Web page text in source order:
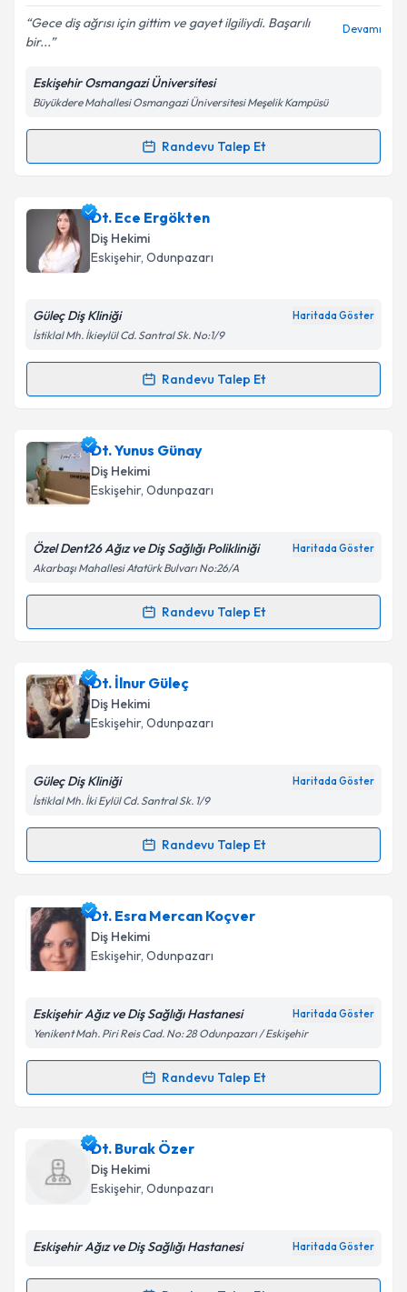
Kişisel verilerimin işlenmesine ilişkin
Metni'ni okudum ve kişisel verilerimin belirtilen
kapsamda işlenmesini kabul ediyorum.
Gece diş ağrısı için gittim ve gayet ilgiliydi. Başarılı
bir...
Devamı
Eskişehir Osmangazi Üniversitesi
Büyükdere Mahallesi Osmangazi Üniversitesi Meşelik Kampüsü
Randevu Talep Et
Randevu Takvimi Talebi
Dt. Ozan Biçeriçin randevu takvimi talebi oluşturun.
Size bu uzmandan randevu almanız için bir takvim
hazırlandığında e-posta ile bilgilendireceğiz.
Kişisel verilerimin işlenmesine ilişkin
Metni'ni okudum ve kişisel verilerimin belirtilen
Takvim Talebini Gönder
Dt. Ece Ergökten
Diş Hekimi
Eskişehir, Odunpazarı
Güleç Diş Kliniği Haritada Göster
İstiklal Mh. İkieylül Cd. Santral Sk. No:1/9
Randevu Talep Et
Randevu Takvimi Talebi
Dt. Ece Ergökteniçin randevu takvimi talebi
oluşturun. Size bu uzmandan randevu almanız için bir
takvim hazırlandığında e-posta ile bilgilendireceğiz.
Kişisel verilerimin işlenmesine ilişkin
Metni'ni okudum ve kişisel verilerimin belirtilen
Takvim Talebini Gönder
Dt. Yunus Günay
Diş Hekimi
Eskişehir, Odunpazarı
Özel Dent26 Ağız ve Diş Sağlığı Polikliniği Haritada Göster
Akarbaşı Mahallesi Atatürk Bulvarı No:26/A
Randevu Talep Et
Randevu Takvimi Talebi
Dt. Yunus Günayiçin randevu takvimi talebi
oluşturun. Size bu uzmandan randevu almanız için bir
takvim hazırlandığında e-posta ile bilgilendireceğiz.
Kişisel verilerimin işlenmesine ilişkin
Metni'ni okudum ve kişisel verilerimin belirtilen
Takvim Talebini Gönder
Dt. İlnur Güleç
Diş Hekimi
Eskişehir, Odunpazarı
Güleç Diş Kliniği Haritada Göster
İstiklal Mh. İki Eylül Cd. Santral Sk. 1/9
Randevu Talep Et
Randevu Takvimi Talebi
Dt. İlnur Güleçiçin randevu takvimi talebi oluşturun.
Size bu uzmandan randevu almanız için bir takvim
hazırlandığında e-posta ile bilgilendireceğiz.
Kişisel verilerimin işlenmesine ilişkin
Metni'ni okudum ve kişisel verilerimin belirtilen
Takvim Talebini Gönder
Dt. Esra Mercan Koçver
Diş Hekimi
Eskişehir, Odunpazarı
Eskişehir Ağız ve Diş Sağlığı Hastanesi Haritada Göster
Yenikent Mah. Piri Reis Cad. No: 28 Odunpazarı / Eskişehir
Randevu Talep Et
Randevu Takvimi Talebi
Dt. Esra Mercan Koçver
oluşturun. Size bu uzmandan randevu almanız için bir
takvim hazırlandığında e-posta ile bilgilendireceğiz.
Dt. Burak Özer
Diş Hekimi
Eskişehir, Odunpazarı
Eskişehir Ağız ve Diş Sağlığı Hastanesi Haritada Göster